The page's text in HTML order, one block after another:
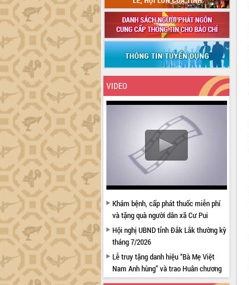
VIDEO
Khám bệnh, cấp phát thuốc miễn phí
và tặng quà người dân xã Cư Pui
Hội nghị UBND tỉnh Đắk Lắk thường kỳ
tháng 7/2026
Lễ truy tặng danh hiệu “Bà Mẹ Việt
Nam Anh hùng” và trao Huân chương
Lao động